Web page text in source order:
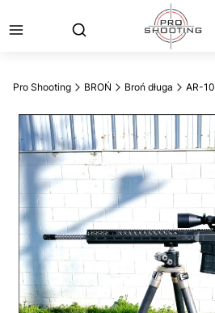
Otwórz wyszukiwarkę
Pro Shooting BROŃ Broń długa AR-10